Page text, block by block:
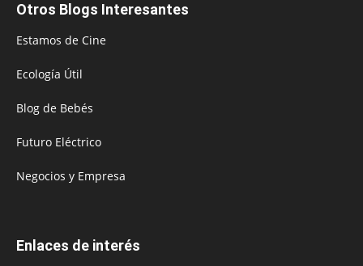
Otros Blogs Interesantes
Estamos de Cine
Ecología Útil
Blog de Bebés
Futuro Eléctrico
Negocios y Empresa
Enlaces de interés